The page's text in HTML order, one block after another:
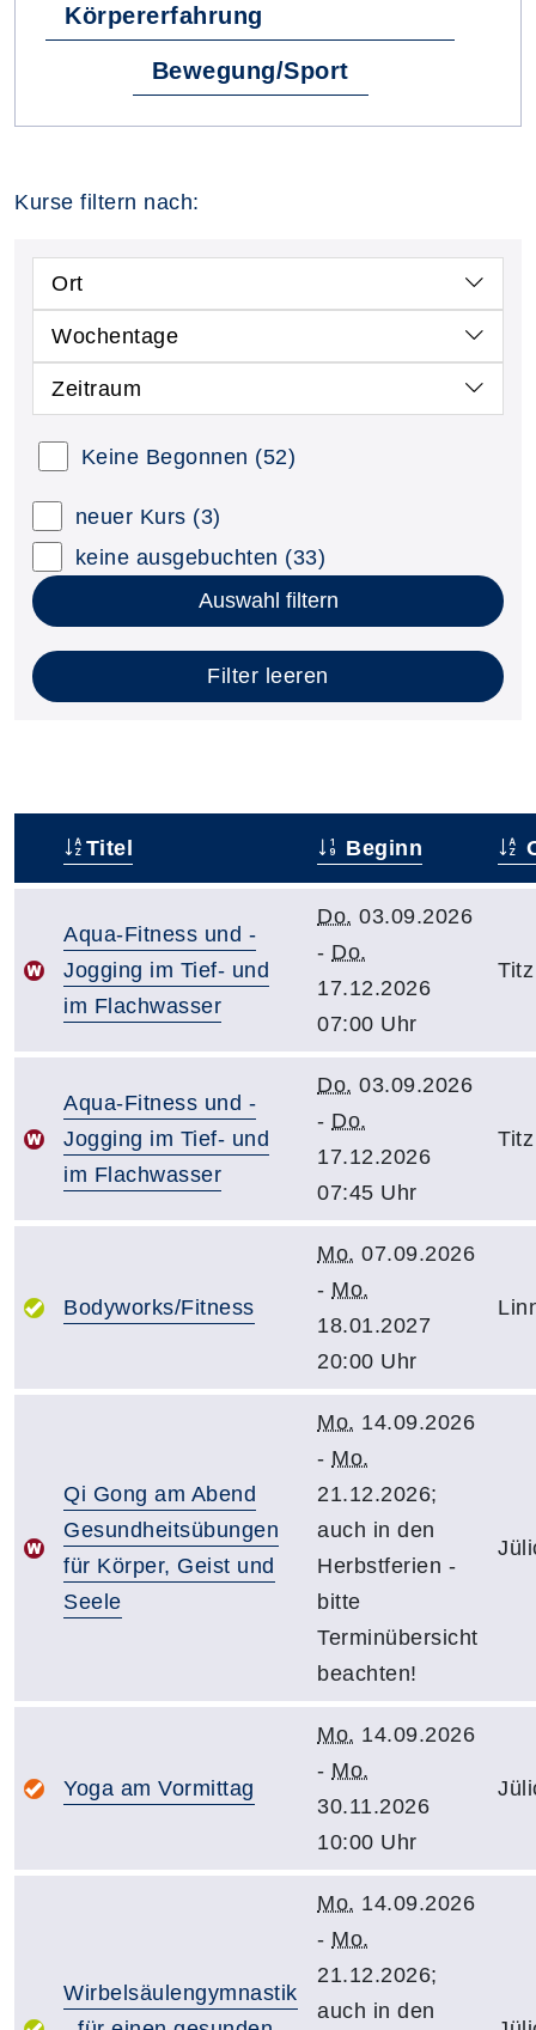
Körpererfahrung
Bewegung/Sport
Kurse filtern nach:
Ort
Wochentage
Zeitraum
Keine Begonnen (52)
neuer Kurs (3)
keine ausgebuchten (33)
Auswahl filtern
Filter leeren
Titel Beginn
Aqua-Fitness und -
Jogging im Tief- und
im Flachwasser
Do. 03.09.2026
- Do.
17.12.2026
07:00 Uhr
Titz
Aqua-Fitness und -
Jogging im Tief- und
im Flachwasser
Do. 03.09.2026
- Do.
17.12.2026
07:45 Uhr
Titz
Bodyworks/Fitness
Mo. 07.09.2026
- Mo.
18.01.2027
20:00 Uhr
Qi Gong am Abend
Gesundheitsübungen
für Körper, Geist und
Seele
Mo. 14.09.2026
- Mo.
21.12.2026;
auch in den
Herbstferien -
bitte
Terminübersicht
beachten!
Yoga am Vormittag
Mo. 14.09.2026
- Mo.
30.11.2026
10:00 Uhr
Wirbelsäulengymnastik
Mo. 14.09.2026
- Mo.
21.12.2026;
auch in den